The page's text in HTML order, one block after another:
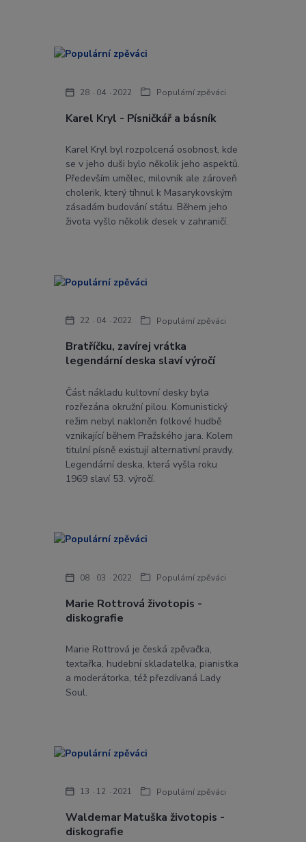
Karel Kryl - Písničkář a básník
28 04 2022 Populární zpěváci
Karel Kryl byl rozpolcená osobnost, kde
se v jeho duši bylo několik jeho aspektů.
Především umělec, milovník ale zároveň
cholerik, který tíhnul k Masarykovským
zásadám budování státu. Během jeho
života vyšlo několik desek v zahraničí.
Bratříčku, zavírej vrátka
legendární deska slaví výročí
22 04 2022 Populární zpěváci
Část nákladu kultovní desky byla
rozřezána okružní pilou. Komunistický
režim nebyl nakloněn folkové hudbě
vznikající během Pražského jara. Kolem
titulní písně existují alternativní pravdy.
Legendární deska, která vyšla roku
1969 slaví 53. výročí.
Marie Rottrová životopis -
diskografie
08 03 2022 Populární zpěváci
Marie Rottrová je česká zpěvačka,
textařka, hudební skladatelka, pianistka
a moderátorka, též přezdívaná Lady
Soul.
Waldemar Matuška životopis -
diskografie
13 12 2021 Populární zpěváci